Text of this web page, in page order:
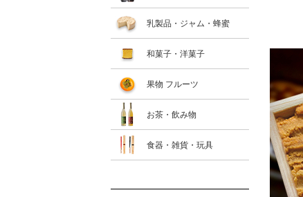
乳製品・ジャム・蜂蜜
和菓子・洋菓子
果物 フルーツ
お茶・飲み物
食器・雑貨・玩具